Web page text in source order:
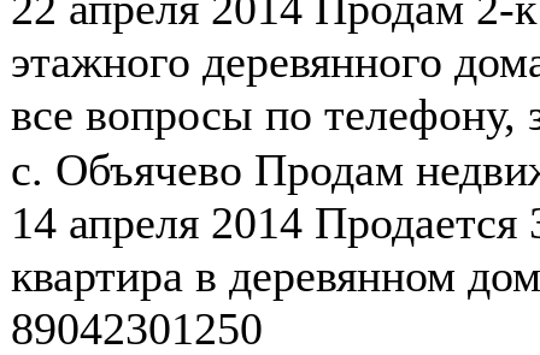
этажного деревянного
все вопросы по телефону,
с. Объячево Продам
14 апреля 2014 Продается
квартира в деревянном
89042301250